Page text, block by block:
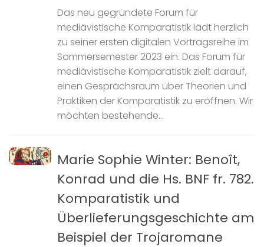
Das neu gegründete Forum für
mediävistische Komparatistik lädt herzlich
zu seiner ersten digitalen Vortragsreihe im
Sommersemester 2023 ein. Das Forum für
mediävistische Komparatistik zielt darauf,
einen Gesprächsraum über Theorien und
Praktiken der Komparatistik zu eröffnen. Wir
möchten bestehende...
Marie Sophie Winter: Benoît,
Konrad und die Hs. BNF fr. 782.
Komparatistik und
Überlieferungsgeschichte am
Beispiel der Trojaromane